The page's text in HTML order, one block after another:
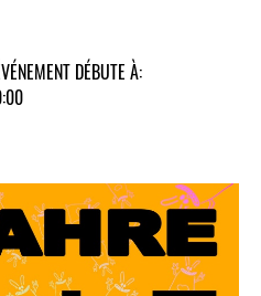
DÉBUTE À: